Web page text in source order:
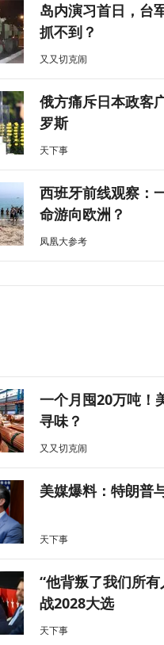
岛内演习首日，台
抓不到？
又又切克闹
俄方痛斥日本政客
罗斯
天下事
西班牙前线观察：
命游向欧洲？
凤凰大参考
一个月囤20万吨！
寻味？
又又切克闹
美媒爆料：特朗普
天下事
“他背叛了我们所
战2028大选
天下事